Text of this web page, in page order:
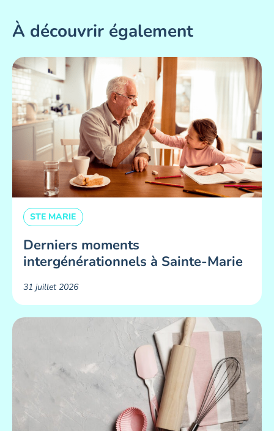
À découvrir également
STE MARIE
Derniers moments
intergénérationnels à Sainte-Marie
31 juillet 2026